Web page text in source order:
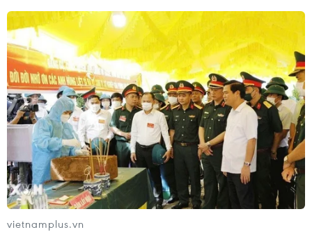
vietnamplus.vn